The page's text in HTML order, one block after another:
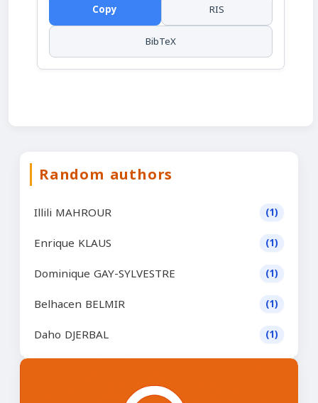
Copy
RIS
BibTeX
Random authors
Illili MAHROUR (1)
Enrique KLAUS (1)
Dominique GAY-SYLVESTRE (1)
Belhacen BELMIR (1)
Daho DJERBAL (1)